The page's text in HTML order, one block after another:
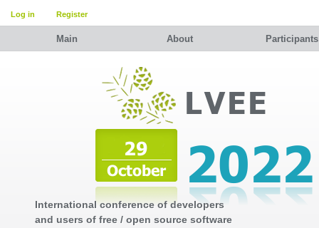
Log in Register
Main About Participants
International conference of developers
and users of free / open source software